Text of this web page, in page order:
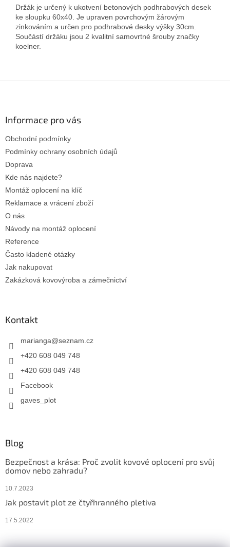
Držák je určený k ukotvení betonových podhrabových desek
ke sloupku 60x40. Je upraven povrchovým žárovým
zinkováním a určen pro podhrabové desky výšky 30cm.
Součástí držáku jsou 2 kvalitní samovrtné šrouby značky
koelner.
Informace pro vás
Obchodní podmínky
Podmínky ochrany osobních údajů
Doprava
Kde nás najdete?
Montáž oplocení na klíč
Reklamace a vrácení zboží
O nás
Návody na montáž oplocení
Reference
Často kladené otázky
Jak nakupovat
Zakázková kovovýroba a zámečnictví
Kontakt
marianga@seznam.cz
+420 608 049 748
+420 608 049 748
Facebook
gaves_plot
Blog
Bezpečnost a krása: Proč zvolit kovové oplocení pro svůj
domov nebo zahradu?
10.7.2023
Jak postavit plot ze čtyřhranného pletiva
17.5.2022